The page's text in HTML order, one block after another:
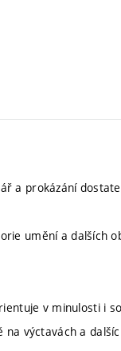
a prokázání
umění a dalších
v minulosti i
výctavách a